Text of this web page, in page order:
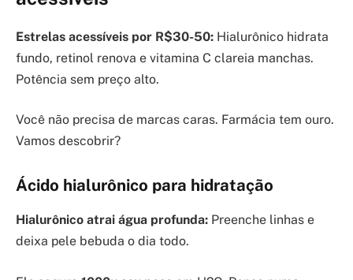
Estrelas acessíveis por R$30-50: Hialurônico hidrata
fundo, retinol renova e vitamina C clareia manchas.
Potência sem preço alto.
Você não precisa de marcas caras. Farmácia tem ouro.
Vamos descobrir?
Ácido hialurônico para hidratação
Hialurônico atrai água profunda: Preenche linhas e
deixa pele bebuda o dia todo.